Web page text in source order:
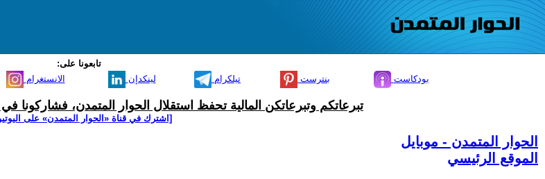
تابعونا على:
الانستغرام لينكدإن تيلكرام بنترست بودكاست
تبرعاتكم وتبرعاتكن المالية تحفظ استقلال الحوار المتمدن، فشاركونا
[اشترك في قناة ‫«الحوار المتمدن» على
الحوار المتمدن - موبايل
الموقع الرئيسي